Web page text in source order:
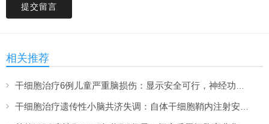
提交留言
相关推荐